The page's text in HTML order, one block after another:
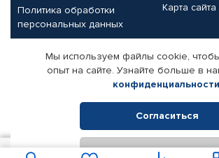
Политика обработки
персональных данных
Карта сайта
Партнерам
Корпоративным клиентам
Поставщикам
Реквизиты
© КАМАЗ ЦЕНТР ДОНЕЦК, 2015-2026. Все права
Мы используем файлы cookie,
опыт на сайте. Узнайте больше в
конфиденциальности
Согласиться
Отклонить